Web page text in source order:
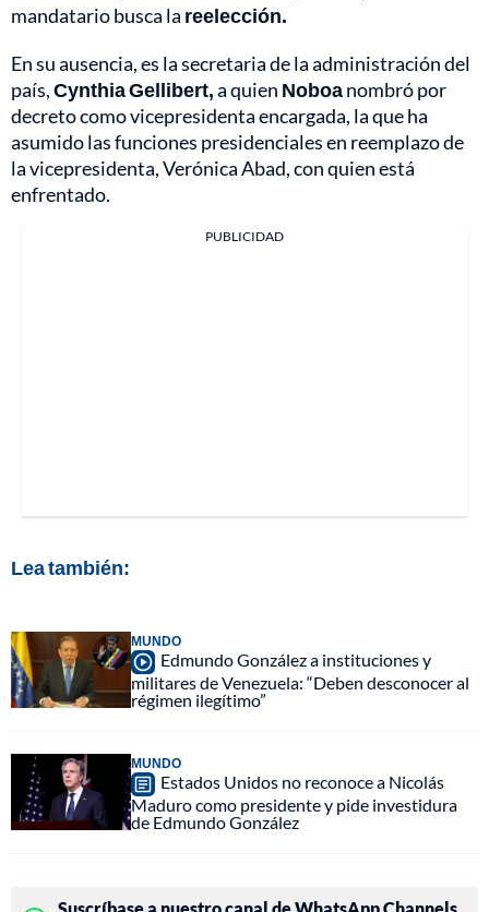
mandatario busca la reelección.
En su ausencia, es la secretaria de la administración del
país,Cynthia Gellibert,a quien Noboanombró por
decreto como vicepresidenta encargada, la que ha
asumido las funciones presidenciales en reemplazo de
la vicepresidenta, Verónica Abad, con quien está
enfrentado.
PUBLICIDAD
Lea también:
MUNDO
Edmundo González a instituciones y
militares de Venezuela: “Deben desconocer al
régimen ilegítimo”
MUNDO
Estados Unidos no reconoce a Nicolás
Maduro como presidente y pide investidura
de Edmundo González